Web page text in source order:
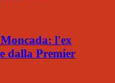
l'ex
dalla Premier